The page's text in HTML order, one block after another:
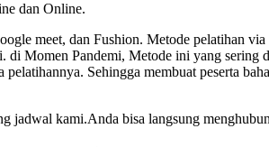
dan Online.
meet, dan Fushion. Metode pelatihan
di Momen Pandemi, Metode ini yang sering
Sehingga membuat peserta
jadwal kami.Anda bisa langsung